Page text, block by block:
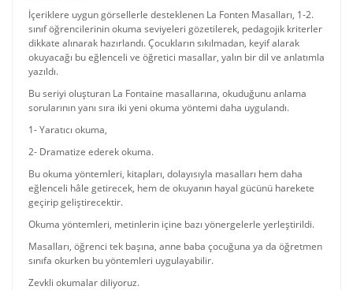
İçeriklere uygun görsellerle desteklenen La Fonten Masalları, 1-2.
sınıf öğrencilerinin okuma seviyeleri gözetilerek, pedagojik kriterler
dikkate alınarak hazırlandı. Çocukların sıkılmadan, keyif alarak
okuyacağı bu eğlenceli ve öğretici masallar, yalın bir dil ve anlatımla
yazıldı.
Bu seriyi oluşturan La Fontaine masallarına, okuduğunu anlama
sorularının yanı sıra iki yeni okuma yöntemi daha uygulandı.
1- Yaratıcı okuma,
2- Dramatize ederek okuma.
Bu okuma yöntemleri, kitapları, dolayısıyla masalları hem daha
eğlenceli hâle getirecek, hem de okuyanın hayal gücünü harekete
geçirip geliştirecektir.
Okuma yöntemleri, metinlerin içine bazı yönergelerle yerleştirildi.
Masalları, öğrenci tek başına, anne baba çocuğuna ya da öğretmen
sınıfa okurken bu yöntemleri uygulayabilir.
Zevkli okumalar diliyoruz.